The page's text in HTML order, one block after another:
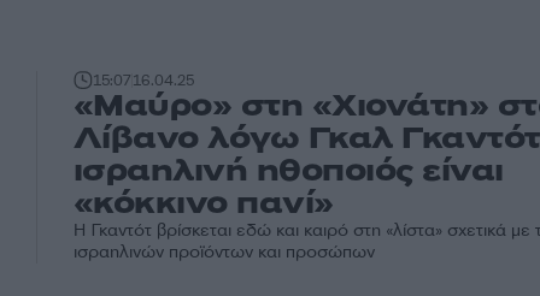
15:0716.04.25
«Μαύρο» στη «Χιονάτη»
Λίβανο λόγω Γκαλ
ισραηλινή ηθοποιός είναι
«κόκκινο πανί»
Η Γκαντότ βρίσκεται εδώ και καιρό στη «λίστα» σχετικά με
ισραηλινών προϊόντων και προσώπων